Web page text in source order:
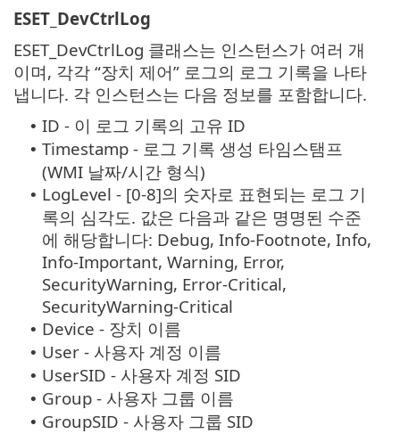
ESET_DevCtrlLog
ESET_DevCtrlLog 클래스는 인스턴스가 여러 개
이며, 각각 “장치 제어” 로그의 로그 기록을 나타
냅니다. 각 인스턴스는 다음 정보를 포함합니다.
• ID - 이 로그 기록의 고유 ID
• Timestamp - 로그 기록 생성 타임스탬프
(WMI 날짜/시간 형식)
• LogLevel - [0-8]의 숫자로 표현되는 로그 기
록의 심각도. 값은 다음과 같은 명명된 수준
에 해당합니다: Debug, Info-Footnote, Info,
Info-Important, Warning, Error,
SecurityWarning, Error-Critical,
SecurityWarning-Critical
• Device - 장치 이름
• User - 사용자 계정 이름
• UserSID - 사용자 계정 SID
• Group - 사용자 그룹 이름
• GroupSID - 사용자 그룹 SID